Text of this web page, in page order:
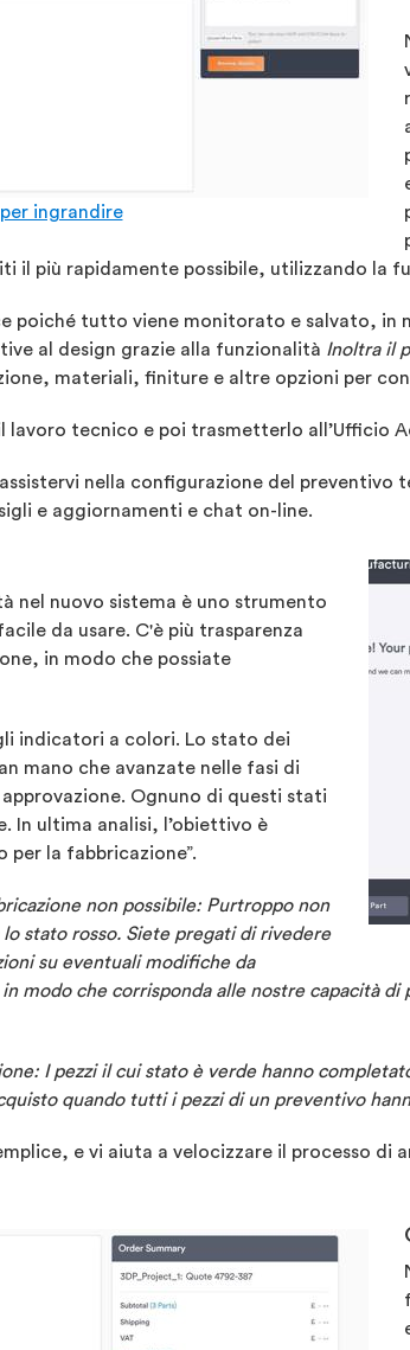
ingrandire
il più rapidamente possibile, utilizzando la
poiché tutto viene monitorato e salvato, in
al design grazie alla funzionalità Inoltra il
materiali, finiture e altre opzioni per
tecnico e poi trasmetterlo all’Ufficio
nella configurazione del
e aggiornamenti e chat on-line.
nel nuovo sistema è uno strumento
da usare. C'è più trasparenza
in modo che possiate
indicatori a colori. Lo stato dei
mano che avanzate nelle fasi di
Ognuno di questi stati
In ultima analisi, l’obiettivo è
per la fabbricazione”.
non possibile: Purtroppo non
stato rosso. Siete pregati di rivedere
su eventuali modifiche da
modo che corrisponda alle nostre capacità
I pezzi il cui stato è verde hanno
quando tutti i pezzi di un preventivo
e vi aiuta a velocizzare il processo